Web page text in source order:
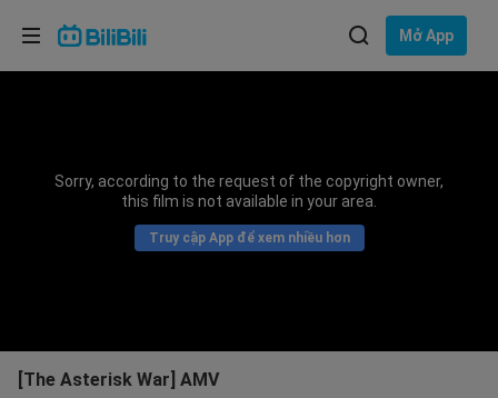
Mở App
Sorry, according to the request of the copyright owner,
this film is not available in your area.
Truy cập App để xem nhiều hơn
[The Asterisk War] AMV
Lựa chọn ngôn ngữ
Bahasa Indonesia